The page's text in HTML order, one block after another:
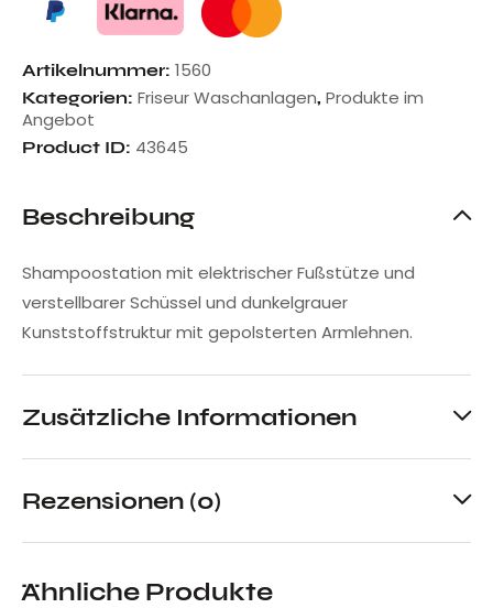
Artikelnummer: 1560
Kategorien: Friseur Waschanlagen, Produkte im
Angebot
Product ID: 43645
Beschreibung
Shampoostation mit elektrischer Fußstütze und
verstellbarer Schüssel und dunkelgrauer
Kunststoffstruktur mit gepolsterten Armlehnen.
Zusätzliche Informationen
Rezensionen (0)
Ähnliche Produkte